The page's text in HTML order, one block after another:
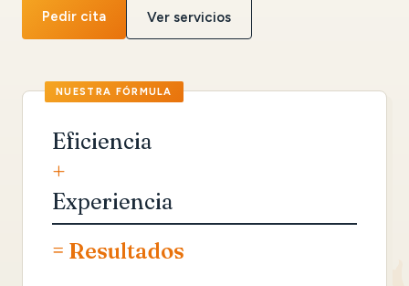
Pedir cita Ver servicios
Eficiencia
+
Experiencia
= Resultados